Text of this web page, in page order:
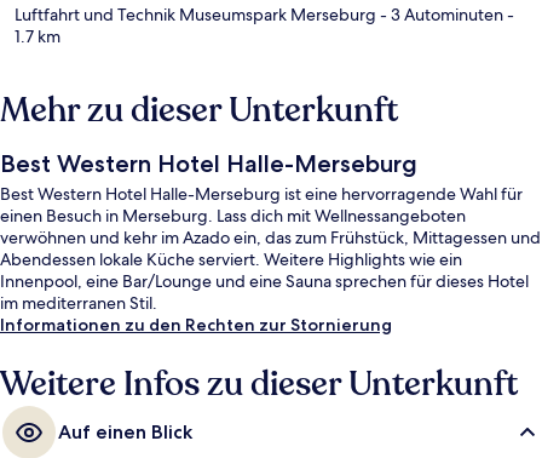
Luftfahrt und Technik Museumspark Merseburg - 3 Autominuten-
1.7 km
Mehr zu dieser Unterkunft
Best Western Hotel Halle-Merseburg
Best Western Hotel Halle-Merseburg ist eine hervorragende Wahl für
einen Besuch in Merseburg. Lass dich mit Wellnessangeboten
verwöhnen und kehr im Azado ein, das zum Frühstück, Mittagessen und
Abendessen lokale Küche serviert. Weitere Highlights wie ein
Innenpool, eine Bar/Lounge und eine Sauna sprechen für dieses Hotel
im mediterranen Stil.
Informationen zu den Rechten zur Stornierung
Weitere Infos zu dieser Unterkunft
Auf einen Blick